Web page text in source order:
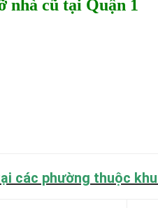
nhà cũ tại Quận 1
các phường thuộc khu